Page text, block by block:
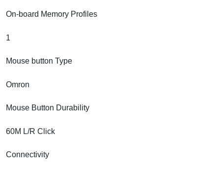
On-board Memory Profiles
1
Mouse button Type
Omron
Mouse Button Durability
60M L/R Click
Connectivity